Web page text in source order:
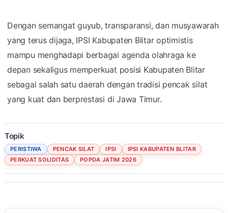
Dengan semangat guyub, transparansi, dan musyawarah
yang terus dijaga, IPSI Kabupaten Blitar optimistis
mampu menghadapi berbagai agenda olahraga ke
depan sekaligus memperkuat posisi Kabupaten Blitar
sebagai salah satu daerah dengan tradisi pencak silat
yang kuat dan berprestasi di Jawa Timur.
Topik
PERISTIWA PENCAK SILAT IPSI
IPSI KABUPATEN BLITAR
PERKUAT SOLIDITAS
POPDA JATIM 2026